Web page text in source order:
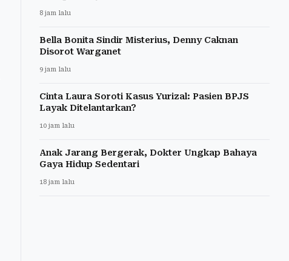
8 jam lalu
Bella Bonita Sindir Misterius, Denny Caknan
Disorot Warganet
9 jam lalu
Cinta Laura Soroti Kasus Yurizal: Pasien BPJS
Layak Ditelantarkan?
10 jam lalu
Anak Jarang Bergerak, Dokter Ungkap Bahaya
Gaya Hidup Sedentari
18 jam lalu